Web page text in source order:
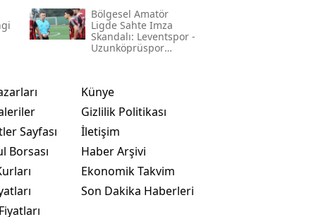
Adım Adım Rehber
Bölgesel Amatör
Ligde Sahte Imza
Skandalı: Leventspor -
Uzunköprüspor
Sayfası
Borsası
Künye
Gizlilik Politikası
İletişim
Haber Arşivi
Ekonomik Takvim
Son Dakika Haberleri